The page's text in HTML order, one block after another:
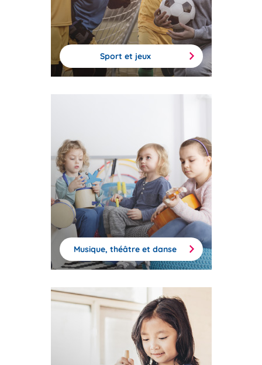
Sport et jeux
Musique, théâtre et danse